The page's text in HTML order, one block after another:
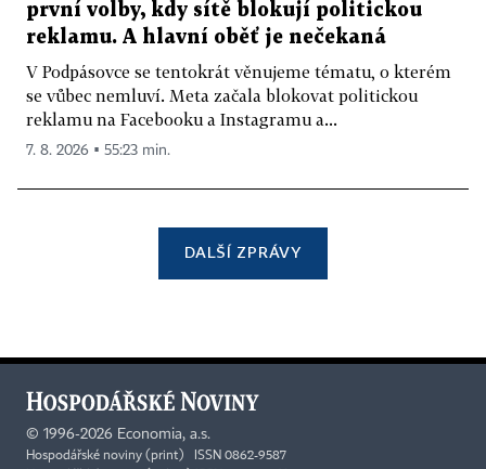
první volby, kdy sítě blokují politickou
reklamu. A hlavní oběť je nečekaná
V Podpásovce se tentokrát věnujeme tématu, o kterém
se vůbec nemluví. Meta začala blokovat politickou
reklamu na Facebooku a Instagramu a...
7. 8. 2026 ▪ 55:23 min.
DALŠÍ ZPRÁVY
© 1996-2026 Economia, a.s.
Hospodářské noviny (print) ISSN 0862-9587